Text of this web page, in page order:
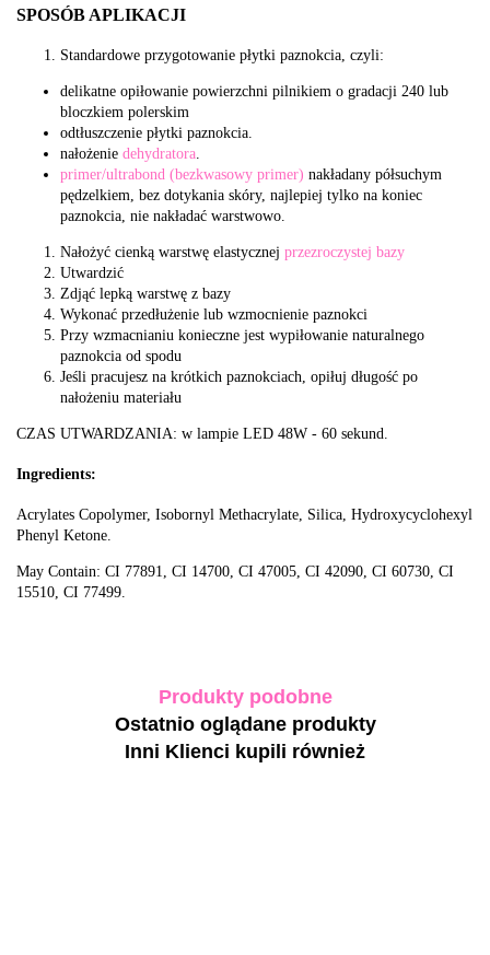
SPOSÓB APLIKACJI
Standardowe przygotowanie płytki paznokcia, czyli:
delikatne opiłowanie powierzchni pilnikiem o gradacji 240 lub
bloczkiem polerskim
odtłuszczenie płytki paznokcia.
nałożenie dehydratora
primer/ultrabond (bezkwasowy primer) nakładany półsuchym
pędzelkiem, bez dotykania skóry, najlepiej tylko na koniec
paznokcia, nie nakładać warstwowo.
Nałożyć cienką warstwę elastycznej przezroczystej bazy
Utwardzić
Zdjąć lepką warstwę z bazy
Wykonać przedłużenie lub wzmocnienie paznokci
Przy wzmacnianiu konieczne jest wypiłowanie naturalnego
paznokcia od spodu
Jeśli pracujesz na krótkich paznokciach, opiłuj długość po
nałożeniu materiału
CZAS UTWARDZANIA: w lampie LED 48W - 60 sekund.
Ingredients:
Acrylates Copolymer, Isobornyl Methacrylate, Silica, Hydroxycyclohexyl
Phenyl Ketone.
May Contain: CI 77891, CI 14700, CI 47005, CI 42090, CI 60730, CI
15510, CI 77499.
Produkty podobne
Ostatnio oglądane produkty
Inni Klienci kupili również